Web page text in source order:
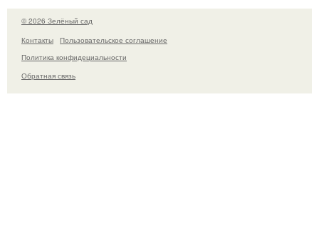
© 2026 Зелёный сад
Контакты
Пользовательское соглашение
Политика конфидециальности
Обратная связь